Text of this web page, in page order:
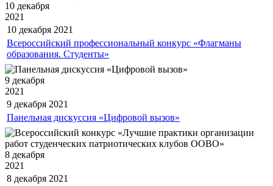
10 декабря
2021
10 декабря 2021
Всероссийский профессиональный конкурс «Флагманы
образования. Студенты»
9 декабря
2021
9 декабря 2021
Панельная дискуссия «Цифровой вызов»
8 декабря
2021
8 декабря 2021